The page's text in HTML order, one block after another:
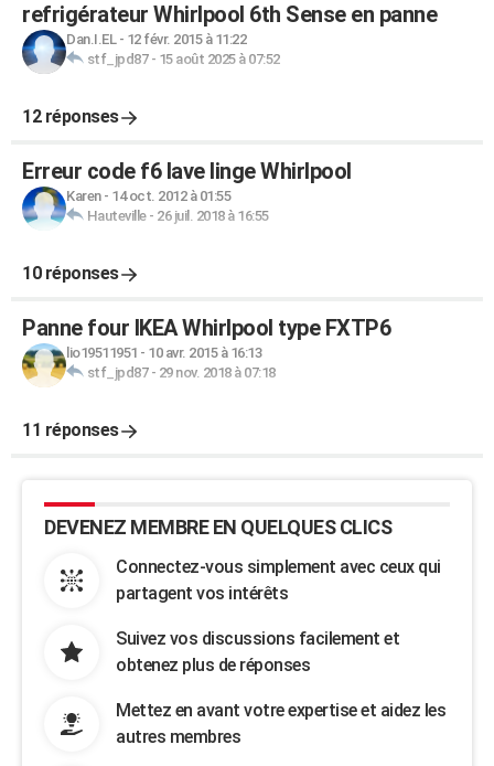
refrigérateur Whirlpool 6th Sense en panne
Dan.I.EL- 12 févr. 2015 à 11:22
stf_jpd87- 15 août 2025 à 07:52
12 réponses
Erreur code f6 lave linge Whirlpool
Karen- 14 oct. 2012 à 01:55
Hauteville- 26 juil. 2018 à 16:55
10 réponses
Panne four IKEA Whirlpool type FXTP6
lio19511951 - 10 avr. 2015 à 16:13
stf_jpd87- 29 nov. 2018 à 07:18
11 réponses
DEVENEZ MEMBRE EN QUELQUES CLICS
Connectez-vous simplement avec ceux qui
partagent vos intérêts
Suivez vos discussions facilement et
obtenez plus de réponses
Mettez en avant votre expertise et aidez les
autres membres